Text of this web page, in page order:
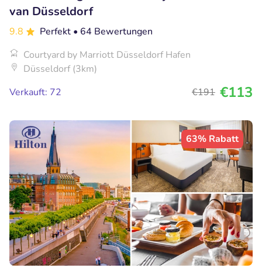
van Düsseldorf
9.8 Perfekt • 64 Bewertungen
Courtyard by Marriott Düsseldorf Hafen
Düsseldorf (3km)
Verkauft: 72
€191 €113
63% Rabatt